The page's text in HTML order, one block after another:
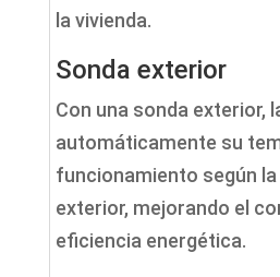
la vivienda.
Sonda exterior
Con una sonda exterior,
automáticamente su
funcionamiento según
exterior, mejorando el
eficiencia energética.